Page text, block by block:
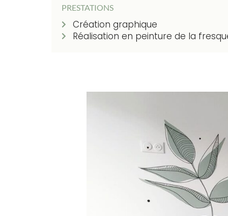
PRESTATIONS
Création graphique
Réalisation en peinture de la